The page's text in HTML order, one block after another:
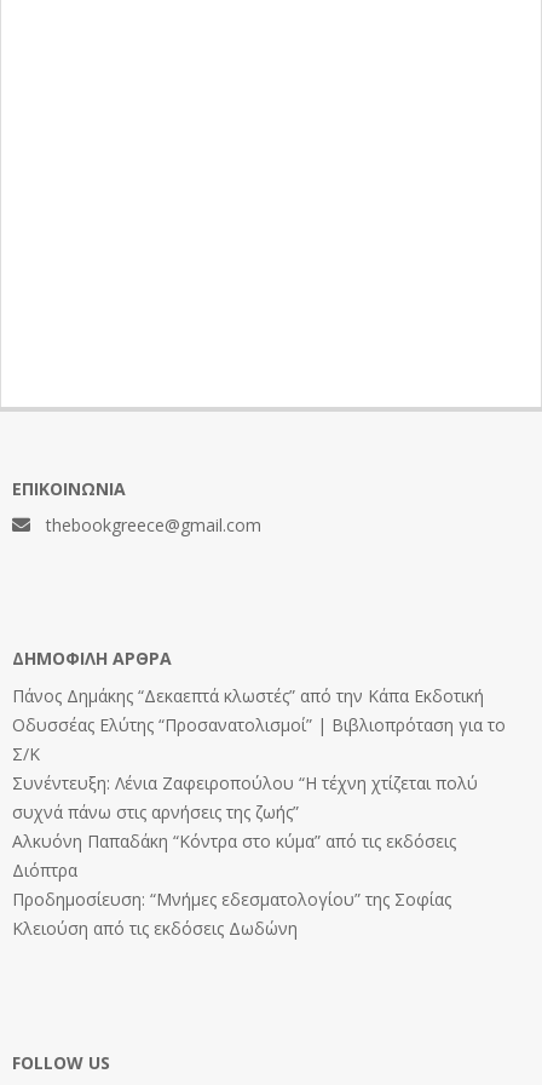
ΕΠΙΚΟΙΝΩΝΊΑ
thebookgreece@gmail.com
ΔΗΜΟΦΙΛΉ ΆΡΘΡΑ
Πάνος Δημάκης “Δεκαεπτά κλωστές” από την Κάπα Εκδοτική
Οδυσσέας Ελύτης “Προσανατολισμοί” | Βιβλιοπρόταση για το
Σ/Κ
Συνέντευξη: Λένια Ζαφειροπούλου “Η τέχνη χτίζεται πολύ
συχνά πάνω στις αρνήσεις της ζωής”
Αλκυόνη Παπαδάκη “Κόντρα στο κύμα” από τις εκδόσεις
Διόπτρα
Προδημοσίευση: “Μνήμες εδεσματολογίου” της Σοφίας
Κλειούση από τις εκδόσεις Δωδώνη
FOLLOW US